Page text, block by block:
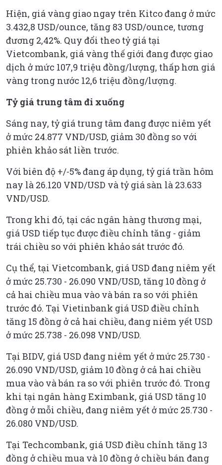
Hiện, giá vàng giao ngay trên Kitco đang ở mức
3.432,8 USD/ounce, tăng 83 USD/ounce, tương
đương 2,42%. Quy đổi theo tỷ giá tại
Vietcombank, giá vàng thế giới đang được giao
dịch ở mức 107,9 triệu đồng/lượng, thấp hơn giá
vàng trong nước 12,6 triệu đồng/lượng.
Tỷ giá trung tâm đi xuống
Sáng nay, tỷ giá trung tâm đang được niêm yết
ở mức 24.877 VND/USD, giảm 30 đồng so với
phiên khảo sát liền trước.
Với biên độ +/-5% đang áp dụng, tỷ giá trần hôm
nay là 26.120 VND/USD và tỷ giá sàn là 23.633
VND/USD.
Trong khi đó, tại các ngân hàng thương mại,
giá USD tiếp tục được điều chỉnh tăng - giảm
trái chiều so với phiên khảo sát trước đó.
Cụ thể, tại Vietcombank, giá USD đang niêm yết
ở mức 25.730 - 26.090 VND/USD, tăng 10 đồng ở
cả hai chiều mua vào và bán ra so với phiên
trước đó. Tại Vietinbank giá USD điều chỉnh
tăng 15 đồng ở cả hai chiều, đang niêm yết USD
ở mức 25.738 - 26.098 VND/USD.
Tại BIDV, giá USD đang niêm yết ở mức 25.730 -
26.090 VND/USD, giảm 10 đồng ở cả hai chiều
mua vào và bán ra so với phiên trước đó. Trong
khi tại ngân hàng Eximbank, giá USD tăng 10
đồng ở mỗi chiều, đang niêm yết ở mức 25.730 -
26.080 VND/USD.
Tại Techcombank, giá USD điều chỉnh tăng 13
đồng ở chiều mua và 10 đồng ở chiều bán đang